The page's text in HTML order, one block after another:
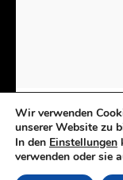
Kunst |
Copyright
Wir verwenden
unserer Website zu
In den Einstellungen
verwenden oder sie